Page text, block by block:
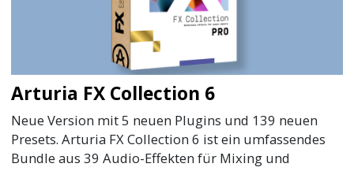
Arturia FX Collection 6
Neue Version mit 5 neuen Plugins und 139 neuen
Presets. Arturia FX Collection 6 ist ein umfassendes
Bundle aus 39 Audio-Effekten für Mixing und